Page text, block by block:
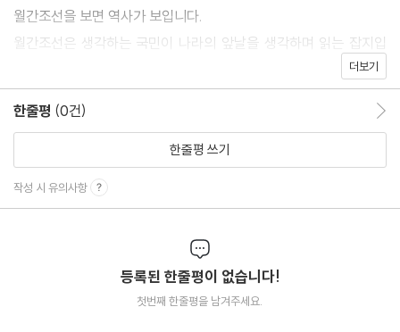
월간조선을 보면 역사가 보입니다.
월간조선은 생각하는 국민이 나라의 앞날을 생각하며 읽는 잡지입
정치史의 이면, 사회의 흐름을 놓치지 않는 심층보도로 한국 언론의
새로운 지평을 개척해 오피니언 리더가 가장 많이 찾고 있습니다."
더보기
한줄평 (0건)
한줄평 쓰기
작성 시 유의사항
등록된 한줄평이 없습니다!
첫번째 한줄평을 남겨주세요.